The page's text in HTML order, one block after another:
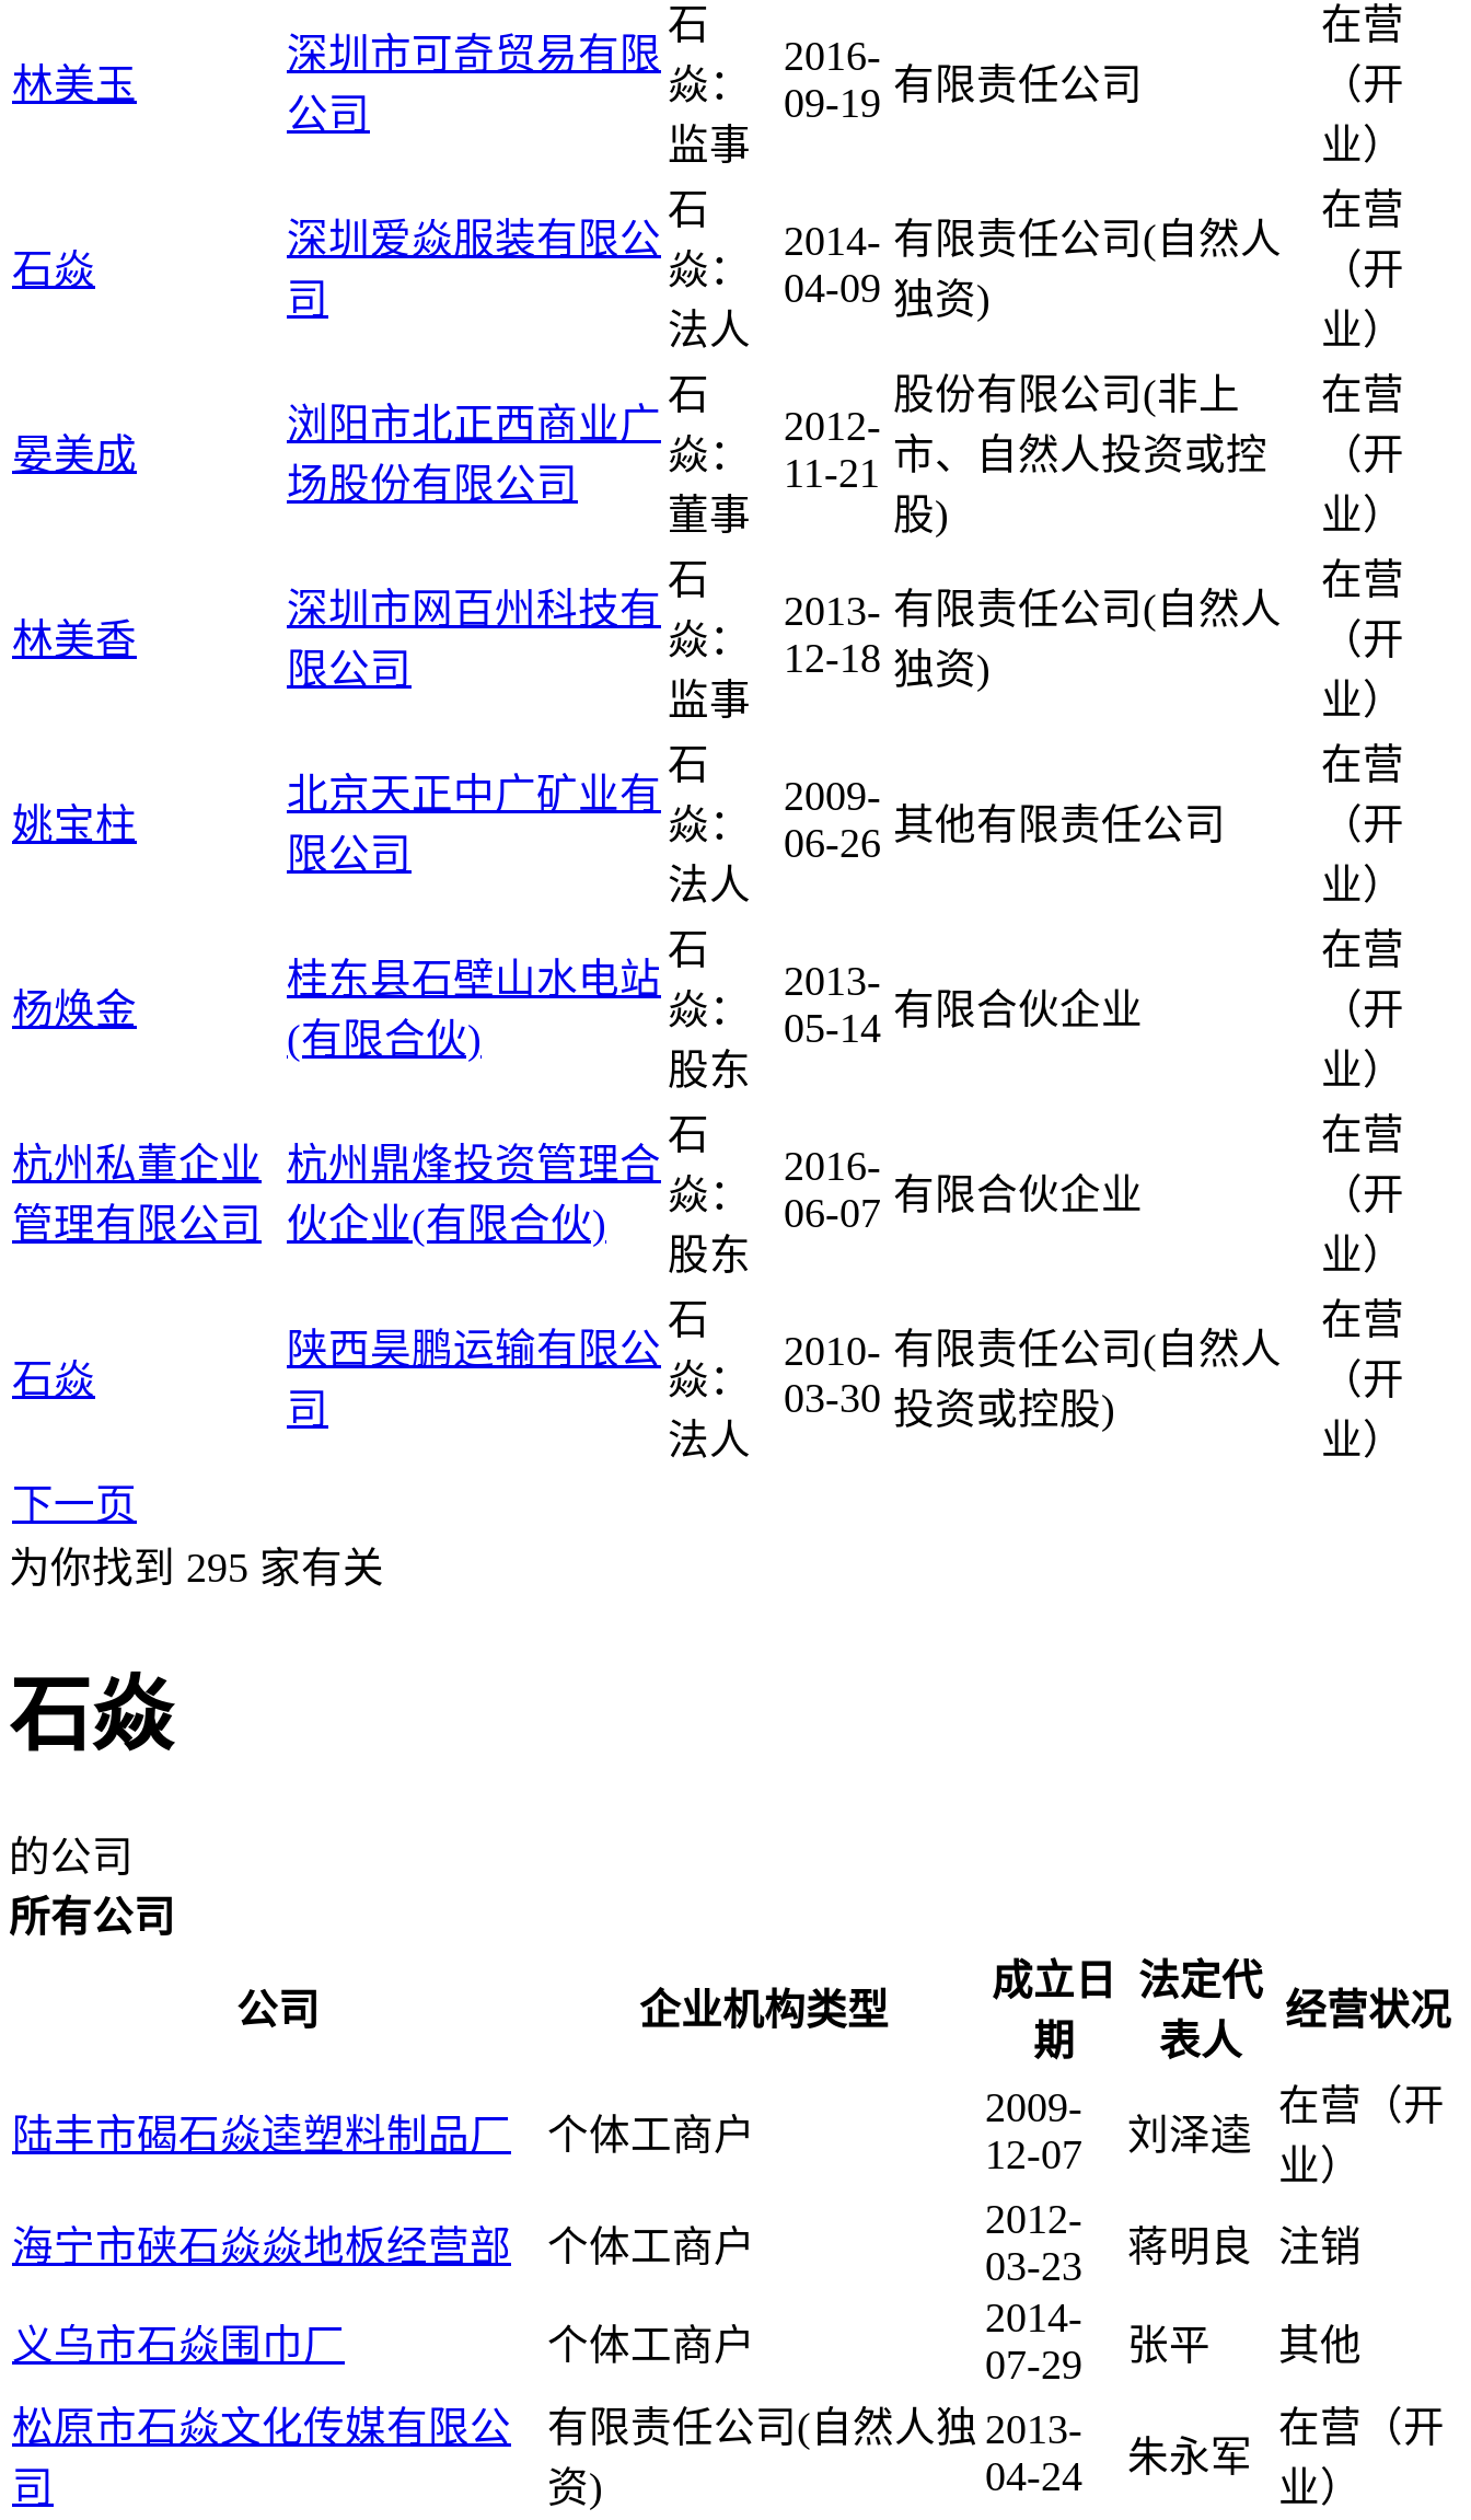
林美玉
深圳市可奇贸易有限
公司
石
焱：
监事
2016-
09-19 有限责任公司
在营
（开
业）
石焱
深圳爱焱服装有限公
司
石
焱：
法人
2014-
04-09
有限责任公司(自然人
独资)
在营
（开
业）
晏美成
浏阳市北正西商业广
场股份有限公司
石
焱：
董事
2012-
11-21
股份有限公司(非上
市、自然人投资或控
股)
在营
（开
业）
林美香
深圳市网百州科技有
限公司
石
焱：
监事
2013-
12-18
有限责任公司(自然人
独资)
在营
（开
业）
姚宝柱
北京天正中广矿业有
限公司
石
焱：
法人
2009-
06-26 其他有限责任公司
在营
（开
业）
杨焕金
桂东县石壁山水电站
(有限合伙)
石
焱：
股东
2013-
05-14 有限合伙企业
在营
（开
业）
杭州私董企业
管理有限公司
杭州鼎烽投资管理合
伙企业(有限合伙)
石
焱：
股东
2016-
06-07 有限合伙企业
在营
（开
业）
石焱
陕西昊鹏运输有限公
司
石
焱：
法人
2010-
03-30
有限责任公司(自然人
投资或控股)
在营
（开
业）
下一页
为你找到 295 家有关
石焱
的公司
所有公司
公司 企业机构类型
成立日
期
法定代
表人
经营状况
陆丰市碣石焱逵塑料制品厂 个体工商户
2009-
12-07
刘泽逵
在营（开
业）
海宁市硖石焱焱地板经营部
个体工商户
2012-
03-23
蒋明良 注销
义乌市石焱围巾厂 个体工商户
2014-
07-29
张平
其他
松原市石焱文化传媒有限公
司
有限责任公司(自然人独
资)
2013-
04-24
朱永军
在营（开
业）